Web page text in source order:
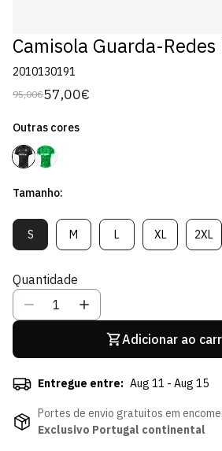
Camisola Guarda-
2010130191
Preço
95,00€
Preço
venda
57,00€
Outras cores
Tamanho:
SVariante
Esgotada
Indisponível
MVariante
Esgotada
Indisponível
LVariante
Esgotada
XLVariante
Esgotada
2XL
Quantidade
Adicionar ao
Entregue entre: Aug 11 - Aug 15
Portes de envio gratuitos em
Exclusivo Portugal continental